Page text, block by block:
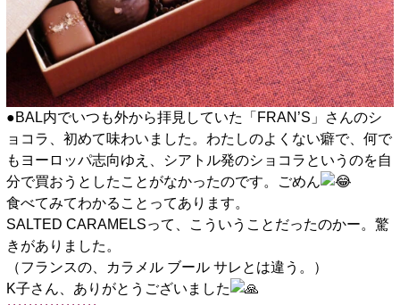
●BAL内でいつも外から拝見していた「FRAN’S」さんのシ
ョコラ、初めて味わいました。わたしのよくない癖で、何で
もヨーロッパ志向ゆえ、シアトル発のショコラというのを自
分で買おうとしたことがなかったのです。ごめん
食べてみてわかることってあります。
SALTED CARAMELSって、こういうことだったのかー。驚
きがありました。
（フランスの、カラメル ブール サレとは違う。）
K子さん、ありがとうございました